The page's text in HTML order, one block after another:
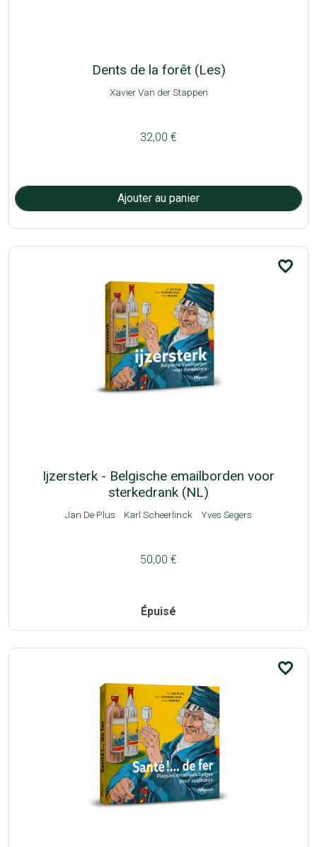
Dents de la forêt (Les)
Xavier Van der Stappen
32,00 €
favorite_border
Ijzersterk - Belgische emailborden voor
sterkedrank (NL)
Jan De Plus Karl Scheerlinck Yves Segers
50,00 €
Épuisé
favorite_border